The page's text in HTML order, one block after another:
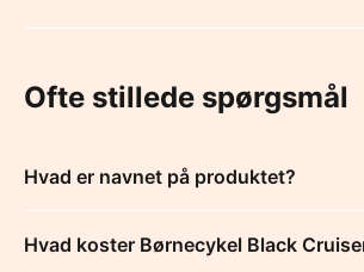
Ofte stillede spørgsmål
Hvad er navnet på produktet?
Hvad koster Børnecykel Black